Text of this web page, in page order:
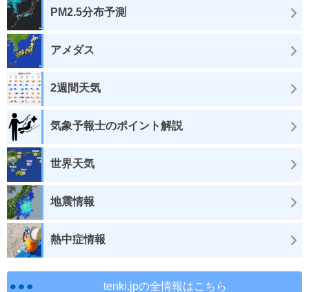
PM2.5分布予測
アメダス
2週間天気
気象予報士のポイント解説
世界天気
地震情報
熱中症情報
tenki.jpの全情報はこちら